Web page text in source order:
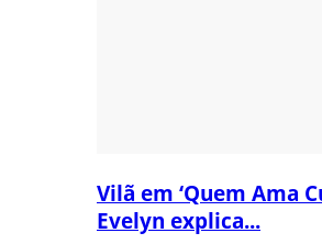
Vilã em ‘Quem Ama
Evelyn explica...